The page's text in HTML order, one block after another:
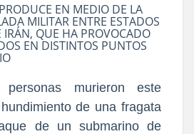
EN MEDIO DE LA
MILITAR ENTRE ESTADOS
IRÁN, QUE HA PROVOCADO
EN DISTINTOS PUNTOS
murieron este
de una fragata
de un submarino de